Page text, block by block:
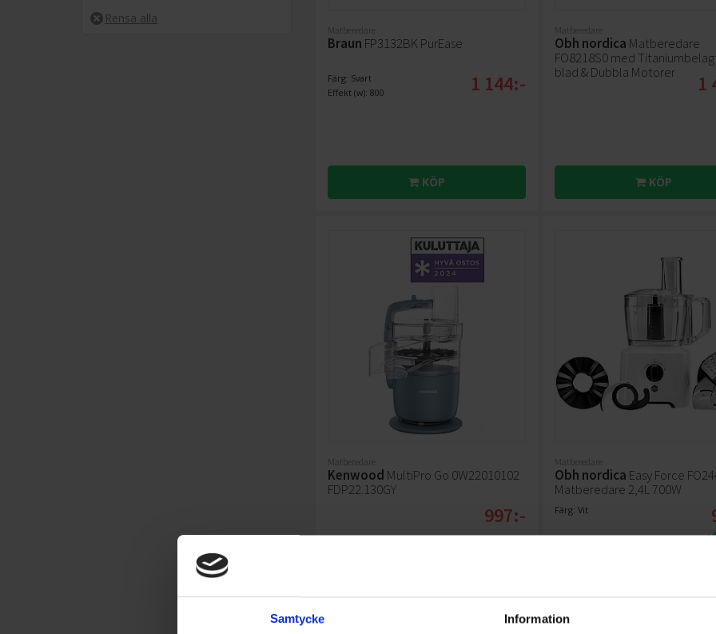
Samtycke Information
–
Matberedare
Braun FP3132BK PurEase
Färg: Svart
Effekt (w): 800
1 144:-
KÖP
Matberedare
Obh nordica Matberedare
FO8218S0 med
blad & Dubbla Motorer
1
KÖP
Matberedare
Kenwood MultiPro Go 0W22010102
FDP22.130GY
997:-
Matberedare
Obh nordica Easy Force
Matberedare 2,4L 700W
Färg: Vit